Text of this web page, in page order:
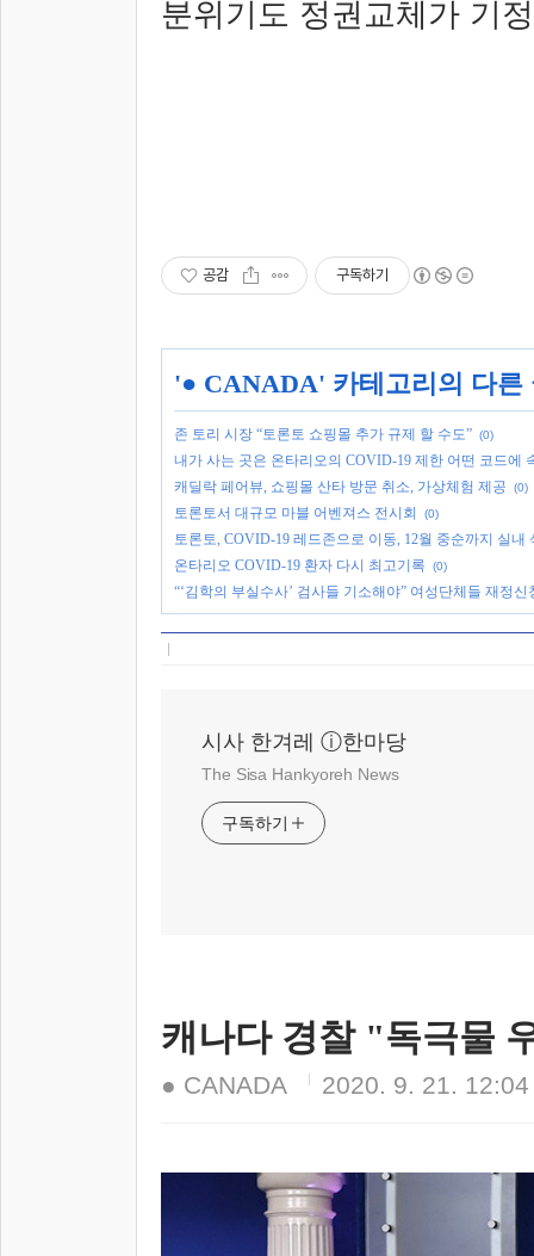
분위기도 정권교체가 기
공감 구독하기
'● CANADA' 카테고리의 다른
존 토리 시장 “토론토 쇼핑몰 추가 규제 할 수도” (0)
내가 사는 곳은 온타리오의 COVID-19 제한 어떤 코드에
캐딜락 페어뷰, 쇼핑몰 산타 방문 취소, 가상체험 제공
(0)
토론토서 대규모 마블 어벤져스 전시회 (0)
토론토, COVID-19 레드존으로 이동, 12월 중순까지 실내
온타리오 COVID-19 환자 다시 최고기록
(0)
“‘김학의 부실수사’ 검사들 기소해야” 여성단체들 재정신
시사 한겨레 ⓘ한마당
The Sisa Hankyoreh News
구독하기
캐나다 경찰 "독극물
● CANADA 2020. 9. 21. 12:04